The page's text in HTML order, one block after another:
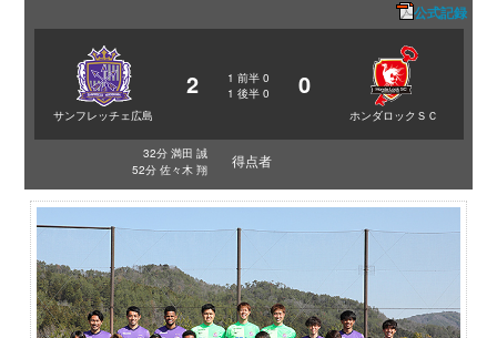
公式記録
サンフレッチェ広島
2 1 前半 0
1 後半 0 0
ホンダロックＳＣ
32分 満田 誠
52分 佐々木 翔
得点者